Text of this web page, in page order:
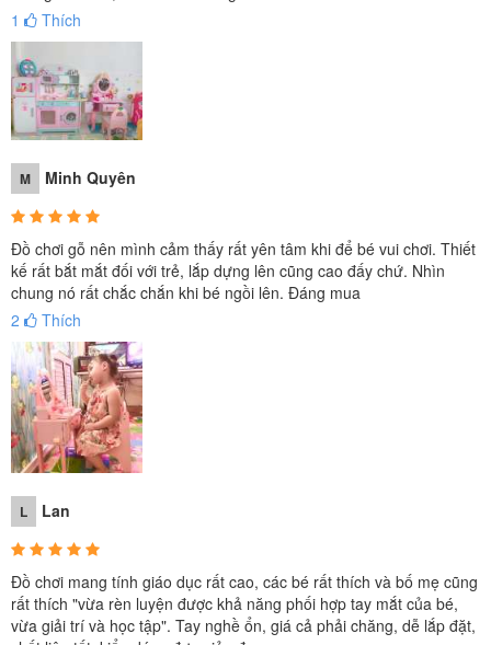
Kích thước siêu to, được nhiều ba mẹ lựa chọn cho bé
1
Thích
M Minh Quyên
Đồ chơi gỗ nên mình cảm thấy rất yên tâm khi để bé vui chơi. Thiết
kế rất bắt mắt đối với trẻ, lắp dựng lên cũng cao đấy chứ. Nhìn
chung nó rất chắc chắn khi bé ngồi lên. Đáng mua
2
Thích
L Lan
Đồ chơi mang tính giáo dục rất cao, các bé rất thích và bố mẹ cũng
rất thích "vừa rèn luyện được khả năng phối hợp tay mắt của bé,
vừa giải trí và học tập". Tay nghề ổn, giá cả phải chăng, dễ lắp đặt,